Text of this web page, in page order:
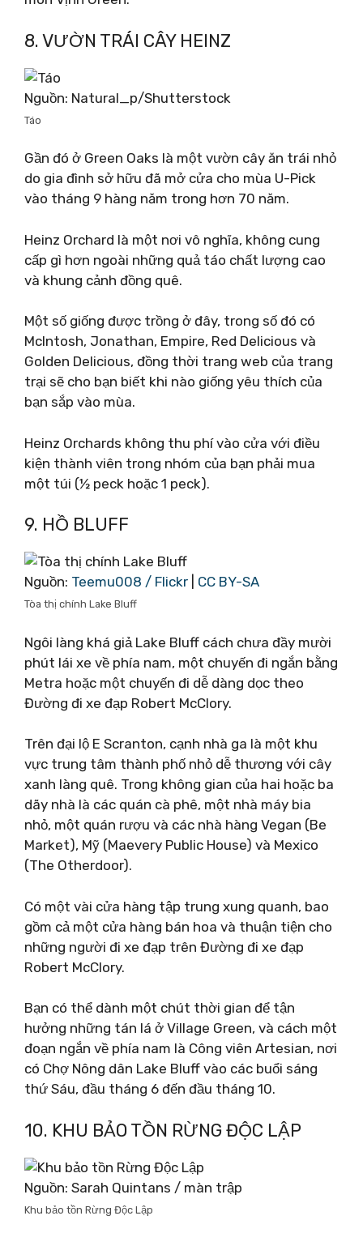
8. VƯỜN TRÁI CÂY HEINZ
Nguồn: Natural_p/Shutterstock
Táo
Gần đó ở Green Oaks là một vườn cây ăn trái nhỏ
do gia đình sở hữu đã mở cửa cho mùa U-Pick
vào tháng 9 hàng năm trong hơn 70 năm.
Heinz Orchard là một nơi vô nghĩa, không cung
cấp gì hơn ngoài những quả táo chất lượng cao
và khung cảnh đồng quê.
Một số giống được trồng ở đây, trong số đó có
McIntosh, Jonathan, Empire, Red Delicious và
Golden Delicious, đồng thời trang web của trang
trại sẽ cho bạn biết khi nào giống yêu thích của
bạn sắp vào mùa.
Heinz Orchards không thu phí vào cửa với điều
kiện thành viên trong nhóm của bạn phải mua
một túi (½ peck hoặc 1 peck).
9. HỒ BLUFF
Nguồn: Teemu008 / Flickr CC BY-SA
Tòa thị chính Lake Bluff
Ngôi làng khá giả Lake Bluff cách chưa đầy mười
phút lái xe về phía nam, một chuyến đi ngắn bằng
Metra hoặc một chuyến đi dễ dàng dọc theo
Đường đi xe đạp Robert McClory.
Trên đại lộ E Scranton, cạnh nhà ga là một khu
vực trung tâm thành phố nhỏ dễ thương với cây
xanh làng quê. Trong không gian của hai hoặc ba
dãy nhà là các quán cà phê, một nhà máy bia
nhỏ, một quán rượu và các nhà hàng Vegan (Be
Market), Mỹ (Maevery Public House) và Mexico
(The Otherdoor).
Có một vài cửa hàng tập trung xung quanh, bao
gồm cả một cửa hàng bán hoa và thuận tiện cho
những người đi xe đạp trên Đường đi xe đạp
Robert McClory.
Bạn có thể dành một chút thời gian để tận
hưởng những tán lá ở Village Green, và cách một
đoạn ngắn về phía nam là Công viên Artesian, nơi
có Chợ Nông dân Lake Bluff vào các buổi sáng
thứ Sáu, đầu tháng 6 đến đầu tháng 10.
10. KHU BẢO TỒN RỪNG ĐỘC LẬP
Nguồn: Sarah Quintans / màn trập
Khu bảo tồn Rừng Độc Lập